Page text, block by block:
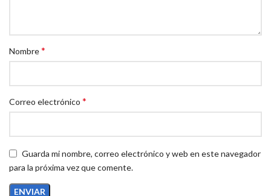
Nombre*
Correo electrónico *
Guarda mi nombre, correo electrónico y web en este navegador
para la próxima vez que comente.